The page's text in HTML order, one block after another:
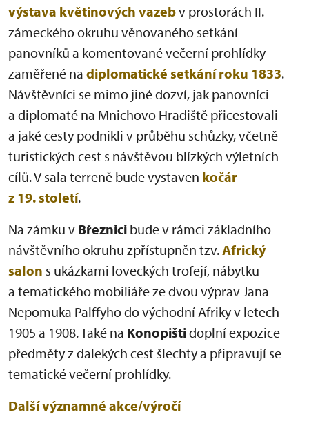
výstava květinových vazebv prostorách II.
zámeckého okruhu věnovaného setkání
panovníků a komentované večerní prohlídky
zaměřené na diplomatické setkání roku 1833.
Návštěvníci se mimo jiné dozví, jak panovníci
a diplomaté na Mnichovo Hradiště přicestovali
a jaké cesty podnikli v průběhu schůzky, včetně
turistických cest s návštěvou blízkých výletních
cílů. V sala terreně bude vystaven kočár
z 19. století.
Na zámku v Březnici bude v rámci základního
návštěvního okruhu zpřístupněn tzv.Africký
salon s ukázkami loveckých trofejí, nábytku
a tematického mobiliáře ze dvou výprav Jana
Nepomuka Palffyho do východní Afriky v letech
1905 a 1908. Také na Konopištidoplní expozice
předměty z dalekých cest šlechty a připravují se
tematické večerní prohlídky.
Další významné akce/výročí